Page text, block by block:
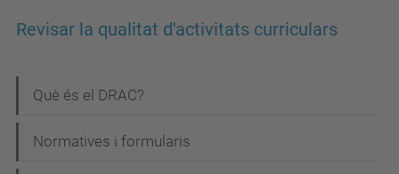
Revisar la qualitat d'activitats curriculars
a
v
Què és el DRAC?
Normatives i formularis